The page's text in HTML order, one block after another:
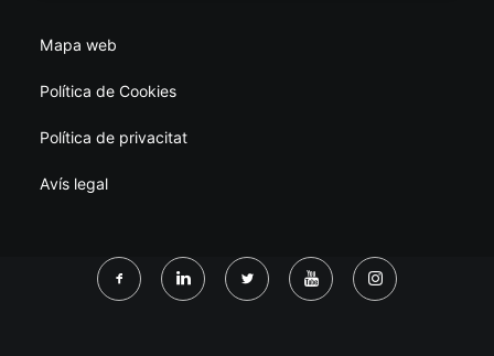
Mapa web
Política de Cookies
Política de privacitat
Avís legal